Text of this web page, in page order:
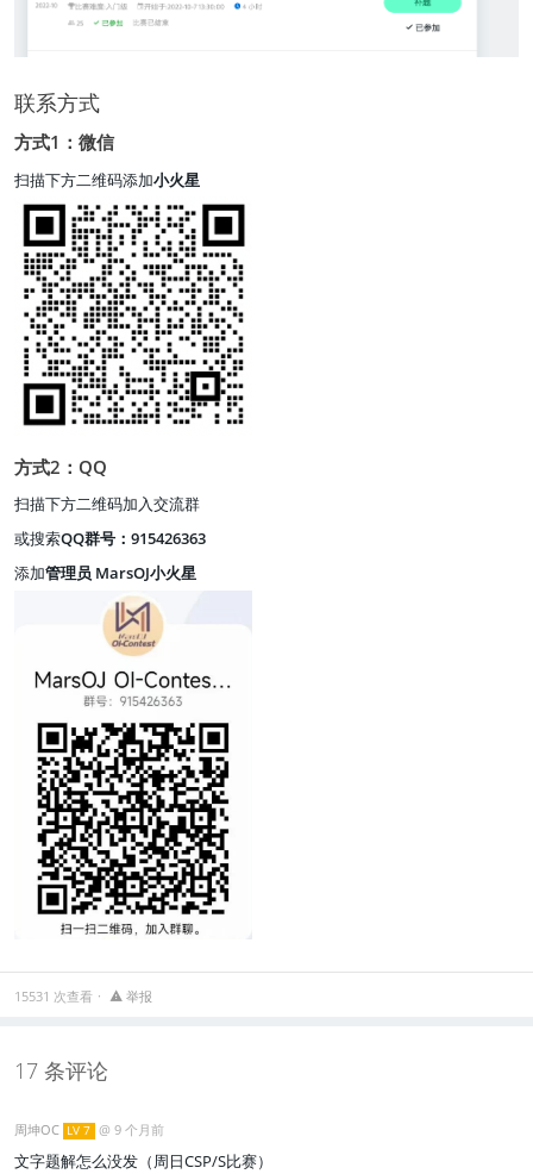
联系方式
方式1：微信
扫描下方二维码添加小火星
方式2：QQ
扫描下方二维码加入交流群
或搜索QQ群号：915426363
添加管理员 MarsOJ小火星
15531 次查看 举报
17 条评论
周坤OC LV 7 @ 9 个月前
文字题解怎么没发（周日CSP/S比赛）